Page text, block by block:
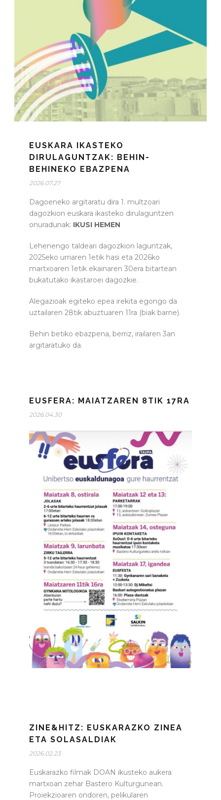
EUSKARA IKASTEKO
DIRULAGUNTZAK: BEHIN-
BEHINEKO EBAZPENA
2026.07.27
Dagoeneko argitaratu dira 1. multzoari
dagozkion euskara ikasteko dirulaguntzen
onuradunak: IKUSI HEMEN
Lehenengo taldeari dagozkion laguntzak,
2025eko urriaren 1etik hasi eta 2026ko
martxoaren 1etik ekainaren 30era bitartean
bukatutako ikastaroei dagozkie.
Alegazioak egiteko epea irekita egongo da
uztailaren 28tik abuztuaren 11ra (biak barne).
Behin betiko ebazpena, berriz, irailaren 3an
argitaratuko da.
EUSFERA: MAIATZAREN 8TIK 17RA
2026.04.30
ZINE&HITZ: EUSKARAZKO ZINEA
ETA SOLASALDIAK
2026.02.23
Euskarazko filmak DOAN ikusteko aukera
martxoan zehar Bastero Kulturgunean.
Proiekzioaren ondoren, pelikularen